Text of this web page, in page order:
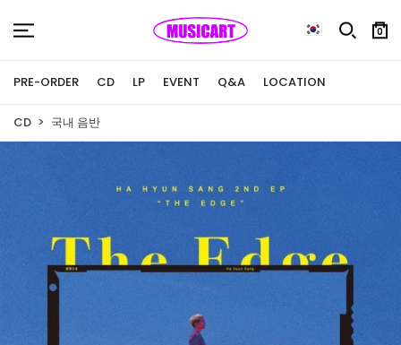
0
PRE-ORDER CD LP EVENT Q&A LOCATION
CD 국내 음반